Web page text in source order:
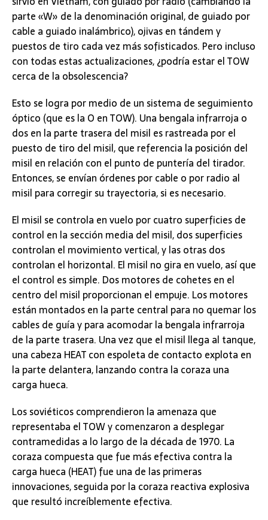
parte «W» de la denominación original, de guiado por
cable a guiado inalámbrico), ojivas en tándem y
puestos de tiro cada vez más sofisticados. Pero incluso
con todas estas actualizaciones, ¿podría estar el TOW
cerca de la obsolescencia?
Esto se logra por medio de un sistema de seguimiento
óptico (que es la O en TOW). Una bengala infrarroja o
dos en la parte trasera del misil es rastreada por el
puesto de tiro del misil, que referencia la posición del
misil en relación con el punto de puntería del tirador.
Entonces, se envían órdenes por cable o por radio al
misil para corregir su trayectoria, si es necesario.
El misil se controla en vuelo por cuatro superficies de
control en la sección media del misil, dos superficies
controlan el movimiento vertical, y las otras dos
controlan el horizontal. El misil no gira en vuelo, así que
el control es simple. Dos motores de cohetes en el
centro del misil proporcionan el empuje. Los motores
están montados en la parte central para no quemar los
cables de guía y para acomodar la bengala infrarroja
de la parte trasera. Una vez que el misil llega al tanque,
una cabeza HEAT con espoleta de contacto explota en
la parte delantera, lanzando contra la coraza una
carga hueca.
Los soviéticos comprendieron la amenaza que
representaba el TOW y comenzaron a desplegar
contramedidas a lo largo de la década de 1970. La
coraza compuesta que fue más efectiva contra la
carga hueca (HEAT) fue una de las primeras
innovaciones, seguida por la coraza reactiva explosiva
que resultó increíblemente efectiva.